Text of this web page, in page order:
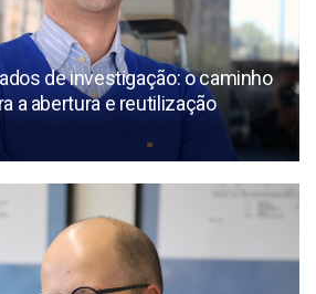
de investigação: o caminho
a abertura e reutilização